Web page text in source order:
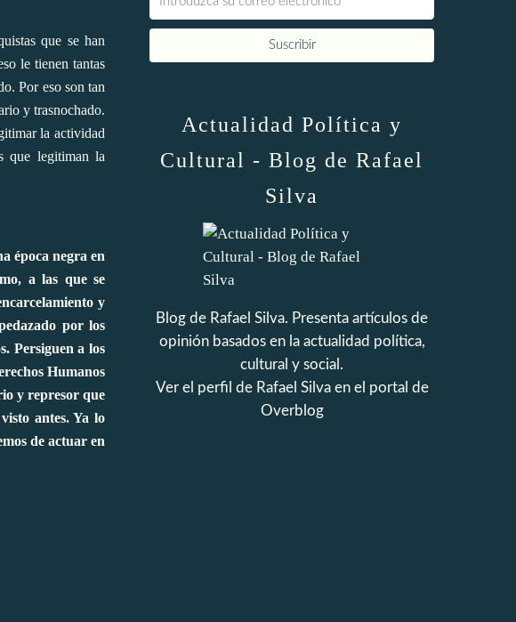
que se han
le tienen tantas
Por eso son tan
y trasnochado.
la actividad
que legitiman la
época negra en
a las que se
y
por los
Persiguen a los
Humanos
y represor que
antes. Ya lo
de actuar en
Actualidad Política y
Cultural - Blog de Rafael
Silva
Blog de Rafael Silva. Presenta artículos de
opinión basados en la actualidad política,
cultural y social.
Ver el perfil de Rafael Silvaen el portal de
Overblog